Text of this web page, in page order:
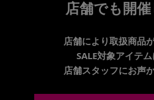
店舗でも開催
店舗により取扱商品
SALE対象アイテ
店舗スタッフにお声